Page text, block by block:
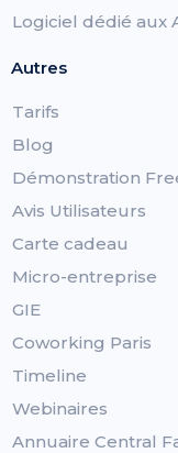
Logiciel dédié aux
Autres
Tarifs
Blog
Démonstration
Avis Utilisateurs
Carte cadeau
Micro-entreprise
GIE
Coworking Paris
Timeline
Webinaires
Annuaire Central